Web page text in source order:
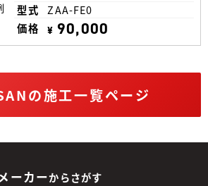
型式
ZAA-FE0
価格
¥ 90,000
の施工一覧ページ
ーカーからさがす